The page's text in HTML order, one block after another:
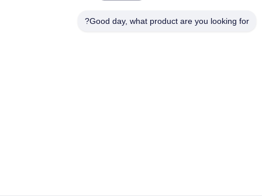
Good day, what product are you looking